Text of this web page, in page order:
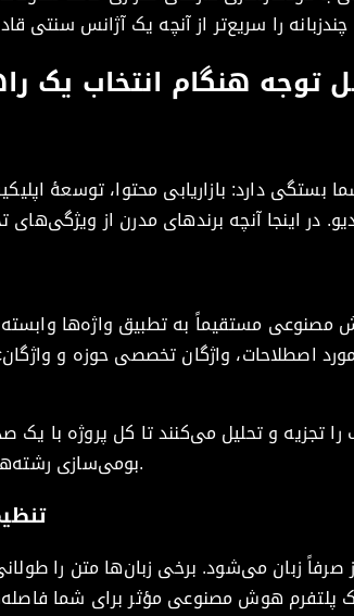
توجه هنگام انتخاب یک
بستگی دارد: بازاریابی محتوا، توسعهٔ
مصنوعی مستقیماً به تطبیق واژه‌ها وابسته
تجزیه و تحلیل می‌کنند تا کل پروژه با یک
بومی‌سازی رشته‌های رابط کاربری باشید یا مقالات بلند.
زبان می‌شود. برخی زبان‌ها متن را
پلتفرم هوش مصنوعی مؤثر برای شما